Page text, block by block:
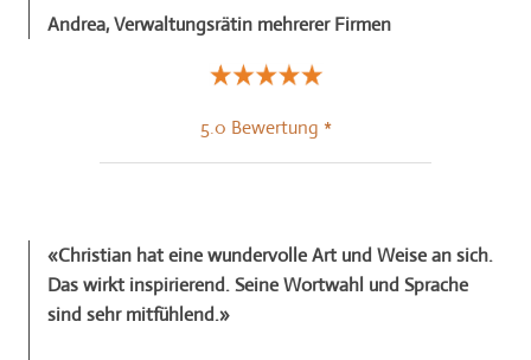
Andrea, Verwaltungsrätin mehrerer Firmen
5.0 Bewertung *
«Christian hat eine wundervolle Art und Weise an sich.
Das wirkt inspirierend. Seine Wortwahl und Sprache
sind sehr mitfühlend.»